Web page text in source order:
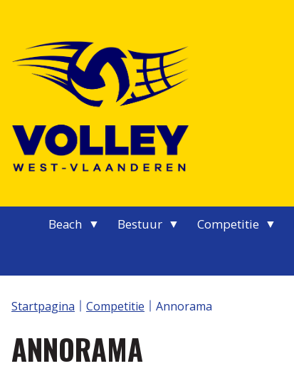
Beach Bestuur Competitie
Startpagina Competitie Annorama
ANNORAMA